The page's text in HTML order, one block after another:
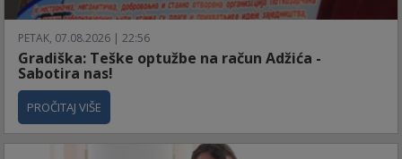
PETAK, 07.08.2026 | 22:56
Gradiška: Teške optužbe na račun Adžića -
Sabotira nas!
PROČITAJ VIŠE